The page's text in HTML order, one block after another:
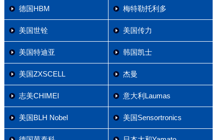
德国HBM 梅特勒托利多
美国世铨 美国传力
美国特迪亚 韩国凯士
美国ZXSCELL 杰曼
志美CHIMEI 意大利Laumas
美国BLH Nobel 美国Sensortronics